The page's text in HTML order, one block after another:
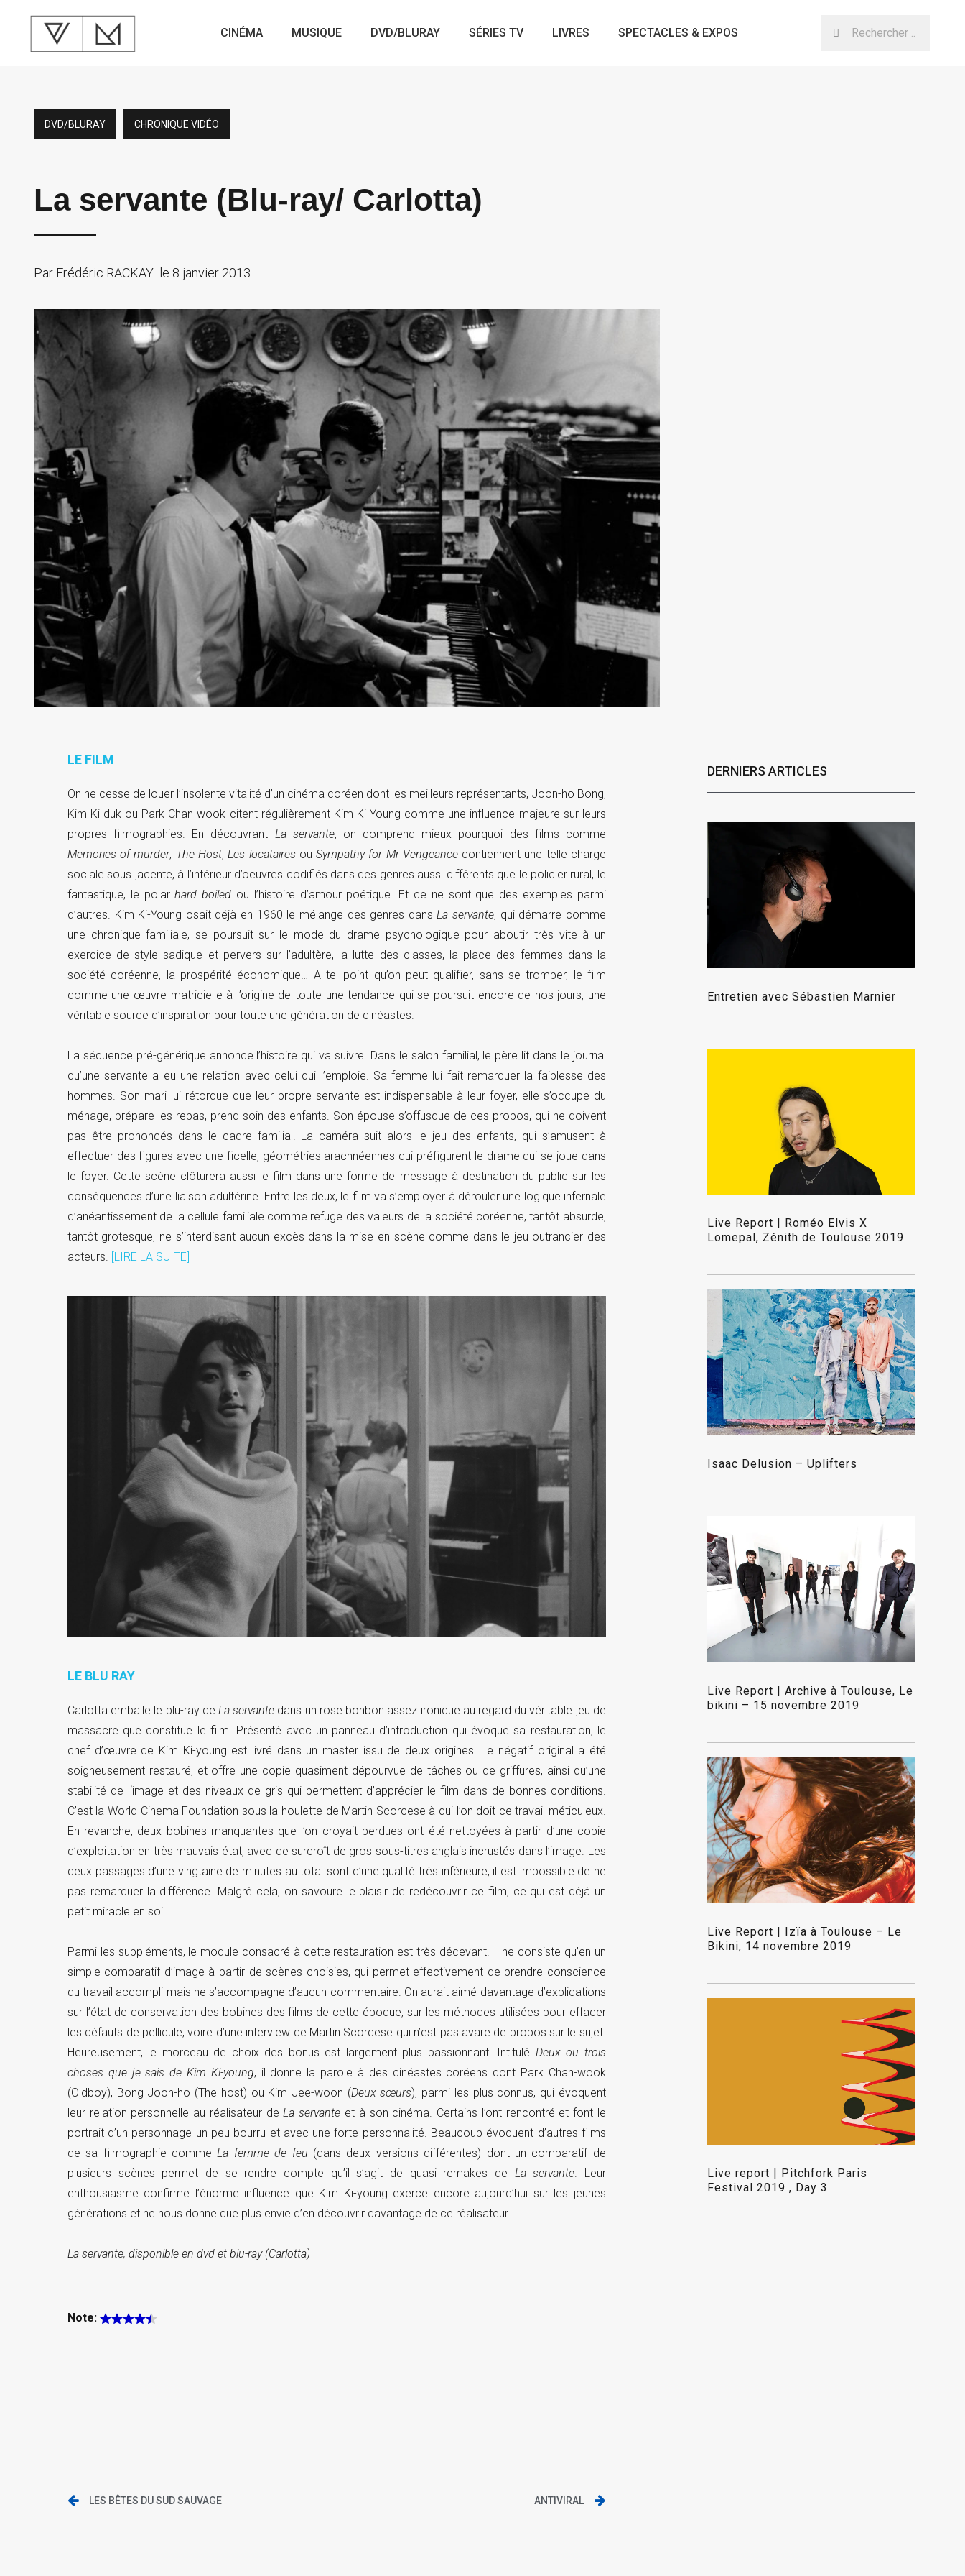
CINÉMA MUSIQUE DVD/BLURAY SÉRIES TV LIVRES SPECTACLES & EXPOS
DVD/BLURAY CHRONIQUE VIDÉO
La servante (Blu-ray/ Carlotta)
Par Frédéric RACKAY le 8 janvier 2013
LE FILM
On ne cesse de louer l’insolente vitalité d’un cinéma coréen dont les meilleurs représentants, Joon-ho Bong,
Kim Ki-duk ou Park Chan-wook citent régulièrement Kim Ki-Young comme une influence majeure sur leurs
propres filmographies. En découvrant La servante, on comprend mieux pourquoi des films comme
Memories of murder, The Host,Les locataires ouSympathy for Mr Vengeancecontiennent une telle charge
sociale sous jacente, à l’intérieur d’oeuvres codifiés dans des genres aussi différents que le policier rural, le
fantastique, le polarhard boiled ou l’histoire d’amour poétique. Et ce ne sont que des exemples parmi
d’autres. Kim Ki-Young osait déjà en 1960 le mélange des genres dansLa servante, qui démarre comme
une chronique familiale, se poursuit sur le mode du drame psychologique pour aboutir très vite à un
exercice de style sadique et pervers sur l’adultère, la lutte des classes, la place des femmes dans la
société coréenne, la prospérité économique… A tel point qu’on peut qualifier, sans se tromper, le film
comme une œuvre matricielle à l’origine de toute une tendance qui se poursuit encore de nos jours, une
véritable source d’inspiration pour toute une génération de cinéastes.
La séquence pré-générique annonce l’histoire qui va suivre. Dans le salon familial, le père lit dans le journal
qu’une servante a eu une relation avec celui qui l’emploie. Sa femme lui fait remarquer la faiblesse des
hommes. Son mari lui rétorque que leur propre servante est indispensable à leur foyer, elle s’occupe du
ménage, prépare les repas, prend soin des enfants. Son épouse s’offusque de ces propos, qui ne doivent
pas être prononcés dans le cadre familial. La caméra suit alors le jeu des enfants, qui s’amusent à
effectuer des figures avec une ficelle, géométries arachnéennes qui préfigurent le drame qui se joue dans
le foyer. Cette scène clôturera aussi le film dans une forme de message à destination du public sur les
conséquences d’une liaison adultérine. Entre les deux, le film va s’employer à dérouler une logique infernale
d’anéantissement de la cellule familiale comme refuge des valeurs de la société coréenne, tantôt absurde,
tantôt grotesque, ne s’interdisant aucun excès dans la mise en scène comme dans le jeu outrancier des
acteurs. [LIRE LA SUITE]
LE BLU RAY
Carlotta emballe le blu-ray de La servante dans un rose bonbon assez ironique au regard du véritable jeu de
massacre que constitue le film. Présenté avec un panneau d’introduction qui évoque sa restauration, le
chef d’œuvre de Kim Ki-young est livré dans un master issu de deux origines. Le négatif original a été
soigneusement restauré, et offre une copie quasiment dépourvue de tâches ou de griffures, ainsi qu’une
stabilité de l‘image et des niveaux de gris qui permettent d’apprécier le film dans de bonnes conditions.
C’est la World Cinema Foundation sous la houlette de Martin Scorcese à qui l’on doit ce travail méticuleux.
En revanche, deux bobines manquantes que l’on croyait perdues ont été nettoyées à partir d’une copie
d’exploitation en très mauvais état, avec de surcroît de gros sous-titres anglais incrustés dans l’image. Les
deux passages d’une vingtaine de minutes au total sont d’une qualité très inférieure, il est impossible de ne
pas remarquer la différence. Malgré cela, on savoure le plaisir de redécouvrir ce film, ce qui est déjà un
petit miracle en soi.
Parmi les suppléments, le module consacré à cette restauration est très décevant. Il ne consiste qu’en un
simple comparatif d’image à partir de scènes choisies, qui permet effectivement de prendre conscience
du travail accompli mais ne s’accompagne d’aucun commentaire. On aurait aimé davantage d’explications
sur l’état de conservation des bobines des films de cette époque, sur les méthodes utilisées pour effacer
les défauts de pellicule, voire d’une interview de Martin Scorcese qui n’est pas avare de propos sur le sujet.
Heureusement, le morceau de choix des bonus est largement plus passionnant. Intitulé Deux ou trois
choses que je sais de Kim Ki-young, il donne la parole à des cinéastes coréens dont Park Chan-wook
(Oldboy), Bong Joon-ho (The host) ou Kim Jee-woon (Deux sœurs), parmi les plus connus, qui évoquent
leur relation personnelle au réalisateur deLa servante et à son cinéma. Certains l’ont rencontré et font le
portrait d’un personnage un peu bourru et avec une forte personnalité. Beaucoup évoquent d’autres films
de sa filmographie commeLa femme de feu (dans deux versions différentes) dont un comparatif de
plusieurs scènes permet de se rendre compte qu’il s’agit de quasi remakes de La servante. Leur
enthousiasme confirme l’énorme influence que Kim Ki-young exerce encore aujourd’hui sur les jeunes
générations et ne nous donne que plus envie d’en découvrir davantage de ce réalisateur.
La servante, disponible en dvd et blu-ray (Carlotta)
Note:
LES BÊTES DU SUD SAUVAGE ANTIVIRAL
DERNIERS ARTICLES
Entretien avec Sébastien Marnier
Live Report | Roméo Elvis X
Lomepal, Zénith de Toulouse 2019
Isaac Delusion – Uplifters
Live Report | Archive à Toulouse, Le
bikini – 15 novembre 2019
Live Report | Izïa à Toulouse – Le
Bikini, 14 novembre 2019
Live report | Pitchfork Paris
Festival 2019 , Day 3